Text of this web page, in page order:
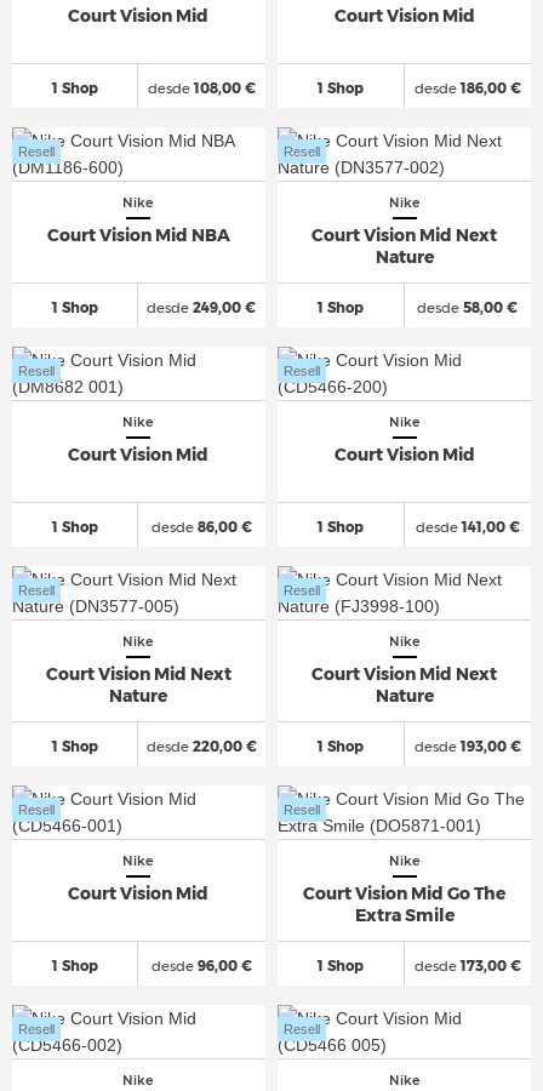
Court Vision Mid
1 Shop desde108,00 €
Court Vision Mid
1 Shop desde186,00 €
Nike
Court Vision Mid NBA
1 Shop
Resell
desde 249,00 €
Nike
Court Vision Mid Next
Nature
1 Shop
Resell
desde 58,00 €
Nike
Court Vision Mid
1 Shop
Resell
desde86,00 €
Nike
Court Vision Mid
1 Shop
Resell
desde141,00 €
Nike
Court Vision Mid Next
Nature
1 Shop
Resell
desde220,00 €
Nike
Court Vision Mid Next
Nature
1 Shop
Resell
desde193,00 €
Nike
Court Vision Mid
1 Shop
Resell
desde96,00 €
Nike
Court Vision Mid Go The
Extra Smile
1 Shop
Resell
desde173,00 €
Nike
Resell
Nike
Resell